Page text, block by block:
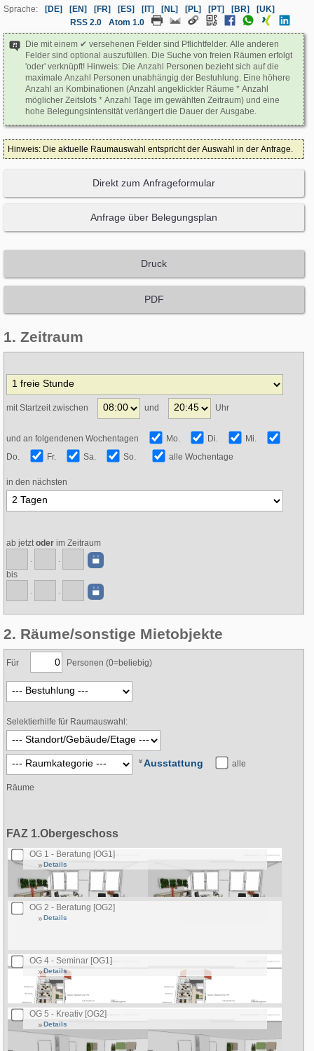
Sprache: [DE] [EN] [FR] [ES] [IT] [NL] [PL] [PT] [BR]
[UK]
RSS 2.0
Atom 1.0
Die mit einem ✔ versehenen Felder sind Pflichtfelder. Alle anderen
Felder sind optional auszufüllen. Die Suche von freien Räumen erfolgt
'oder' verknüpft! Hinweis: Die Anzahl Personen bezieht sich auf die
maximale Anzahl Personen unabhängig der Bestuhlung. Eine höhere
Anzahl an Kombinationen (Anzahl angeklickter Räume * Anzahl
möglicher Zeitslots * Anzahl Tage im gewählten Zeitraum) und eine
hohe Belegungsintensität verlängert die Dauer der Ausgabe.
Hinweis: Die aktuelle Raumauswahl entspricht der Auswahl in der Anfrage.
Direkt zum Anfrageformular
Anfrage über Belegungsplan
1. Zeitraum
mit Startzeit zwischen und Uhr
und an folgendenen Wochentagen Mo. Di.
Mi.
Do.
Fr. Sa. So. alle Wochentage
in den nächsten
ab jetztoder im Zeitraum
bis
2. Räume/sonstige Mietobjekte
Für Personen (0=beliebig)
Selektierhilfe für Raumauswahl:
Ausstattung alle
Räume
FAZ 1.Obergeschoss
OG 1 - Beratung [OG1]
Details
OG 2 - Beratung [OG2]
Details
OG 4 - Seminar [OG1]
Details
OG 5 - Kreativ [OG2]
Details